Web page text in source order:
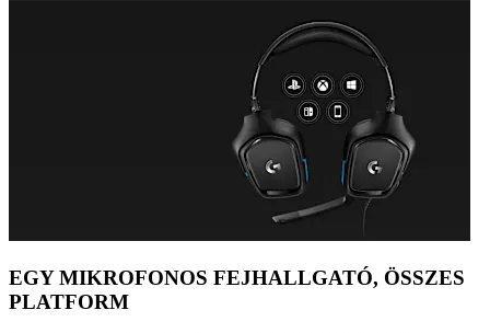
EGY MIKROFONOS FEJHALLGATÓ, ÖSSZES
PLATFORM